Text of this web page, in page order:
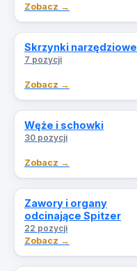
Zobacz →
Skrzynki narzędziowe
7 pozycji
Zobacz →
Węże i schowki
30 pozycji
Zobacz →
Zawory i organy
odcinające Spitzer
22 pozycji
Zobacz →